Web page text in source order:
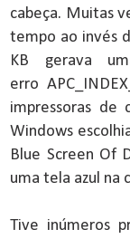
cabeça. Muitas
tempo ao invés
KB gerava
erro
impressoras de
Windows
Blue Screen Of
uma tela azul na
Tive inúmeros